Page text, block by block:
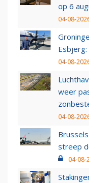
op 6
04-08-
04-08-
weer
04-08-
streep
04-08-